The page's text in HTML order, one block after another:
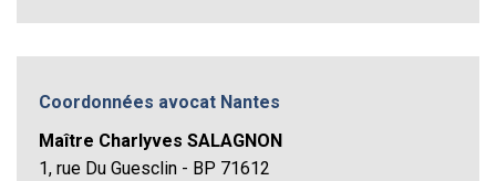
Coordonnées avocat Nantes
Maître Charlyves SALAGNON
1, rue Du Guesclin - BP 71612